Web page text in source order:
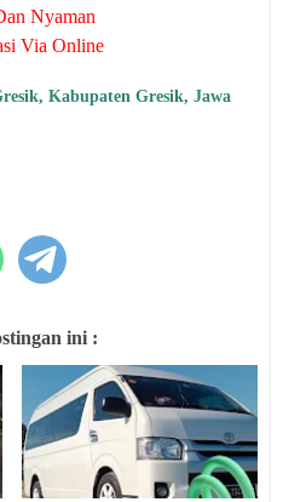
Nyaman
Via Online
Kabupaten Gresik, Jawa
ini :